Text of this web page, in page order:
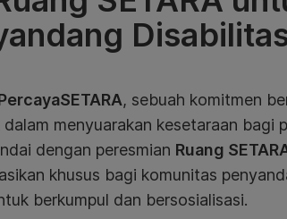
, sebuah komitmen
menyuarakan kesetaraan bagi
dengan peresmian Ruang
khusus bagi komunitas
berkumpul dan bersosialisasi.